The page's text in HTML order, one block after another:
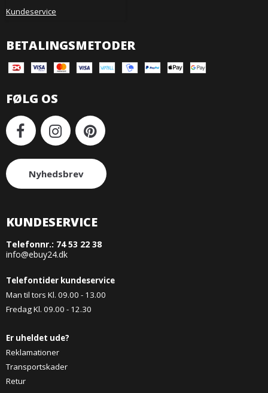
Kundeservice
BETALINGSMETODER
FØLG OS
Nyhedsbrev
KUNDESERVICE
Telefonnr.: 74 53 22 38
info@ebuy24.dk
Telefontider kundeservice
Man til tors Kl. 09.00 - 13.00
Fredag Kl. 09.00 - 12.30
Er uheldet ude?
Reklamationer
Transportskader
Retur